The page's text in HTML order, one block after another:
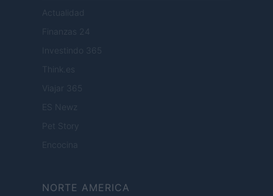
Actualidad
Finanzas 24
Investindo 365
Think.es
Viajar 365
ES Newz
Pet Story
Encocina
NORTE AMERICA